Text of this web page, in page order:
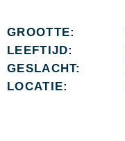
GROOTTE:
LEEFTIJD:
GESLACHT:
LOCATIE: